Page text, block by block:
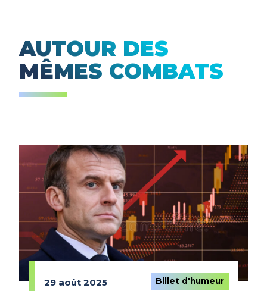
AUTOUR DES
MÊMES COMBATS
29 août 2025 Billet d'humeur